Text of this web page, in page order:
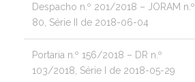
Despacho n.º 201/2018 – JORAM n.º
80, Série II de 2018-06-04
Portaria n.º 156/2018 – DR n.º
103/2018, Série I de 2018-05-29